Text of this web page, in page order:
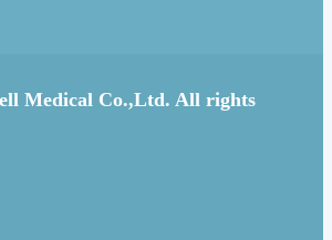
Medical Co.,Ltd. All rights